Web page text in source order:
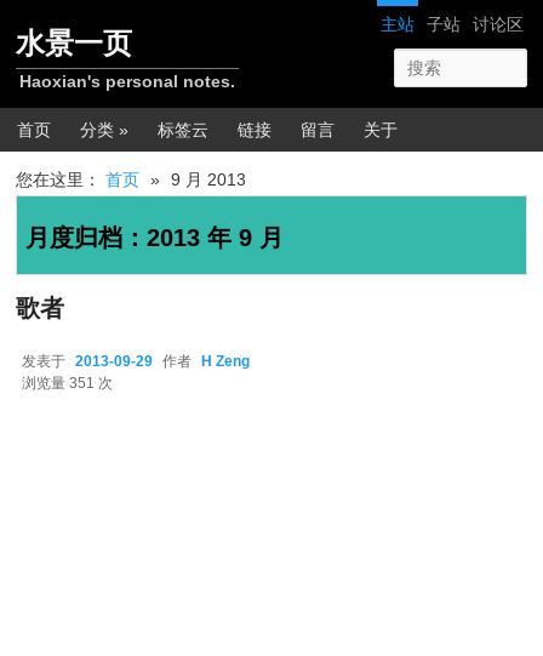
网站导航
主站 子站 讨论区
水景一页
Haoxian's personal notes.
主菜单
首页 分类 » 标签云 链接 留言 关于
您在这里：首页 » 9 月 2013
月度归档：2013 年 9 月
歌者
发表于 2013-09-29 作者 H Zeng
浏览量 351 次